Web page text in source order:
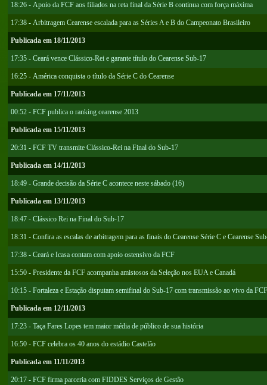
18:26 - Apoio da FCF aos filiados na reta final da Série B continua com força máxima
17:38 - Arbitragem Cearense escalada para as Séries A e B do Campeonato Brasileiro
Publicada em 18/11/2013
17:35 - Ceará vence Clássico-Rei e garante título do Cearense Sub-17
16:25 - América conquista o título da Série C do Cearense
Publicada em 17/11/2013
00:52 - FCF publica o ranking cearense 2013
Publicada em 15/11/2013
20:31 - FCF TV transmite Clássico-Rei na Final do Sub-17
Publicada em 14/11/2013
18:49 - Grande decisão da Série C acontece neste sábado (16)
Publicada em 13/11/2013
18:47 - Clássico Rei na Final do Sub-17
18:31 - Confira as escalas de arbitragem para as finais do Cearense Série C e Cearense
17:38 - Ceará e Icasa contam com apoio ostensivo da FCF
15:50 - Presidente da FCF acompanha amistosos da Seleção nos EUA e Canadá
10:15 - Fortaleza e Estação disputam semifinal do Sub-17 com transmissão ao vivo da
Publicada em 12/11/2013
17:23 - Taça Fares Lopes tem maior média de público de sua história
16:50 - FCF celebra os 40 anos do estádio Castelão
Publicada em 11/11/2013
20:17 - FCF firma parceria com FIDDES Serviços de Gestão